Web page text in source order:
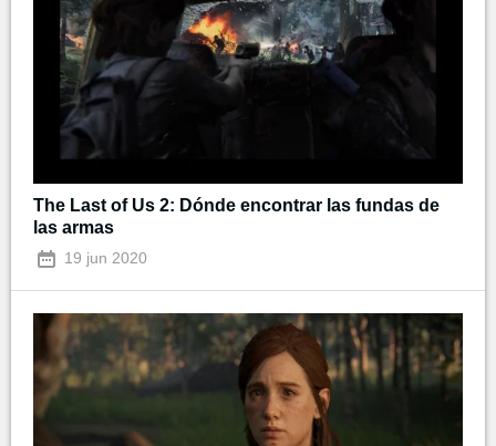
The Last of Us 2: Dónde encontrar las fundas de
las armas
19 jun 2020